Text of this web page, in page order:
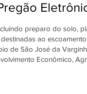
preparo do solo,
ao
de São José da
Econômico,